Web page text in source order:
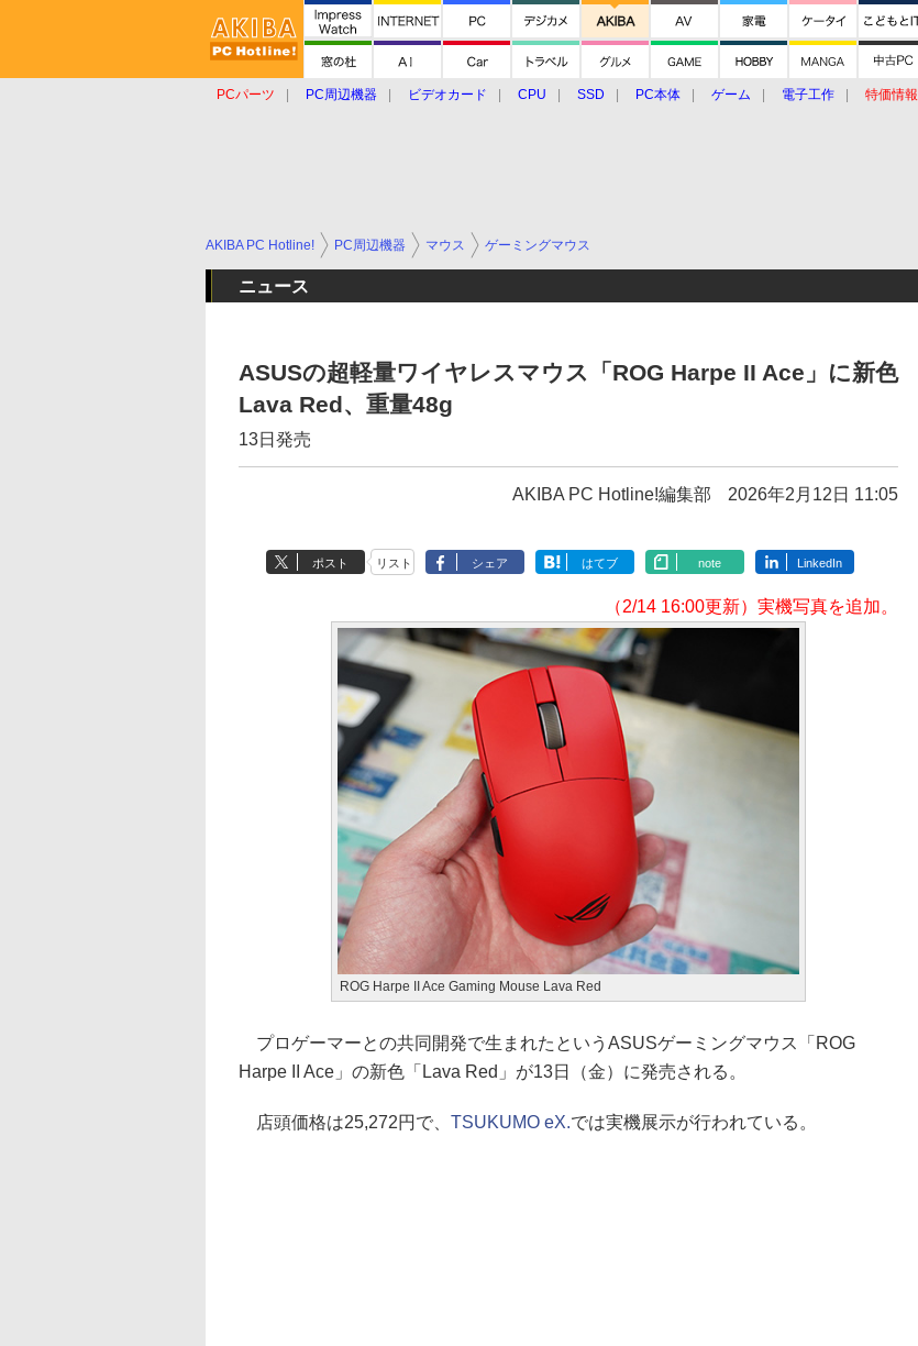
PCパーツ PC周辺機器 ビデオカード CPU SSD PC本体 ゲーム 電子工作 特価情報
AKIBA PC Hotline! PC周辺機器 マウス ゲーミングマウス
ニュース
ASUSの超軽量ワイヤレスマウス「ROG Harpe II Ace」に新色
Lava Red、重量48g
13日発売
AKIBA PC Hotline!編集部 2026年2月12日 11:05
ポスト リスト シェア はてブ note LinkedIn
（2/14 16:00更新）実機写真を追加。
ROG Harpe II Ace Gaming Mouse Lava Red
プロゲーマーとの共同開発で生まれたというASUSゲーミングマウス「ROG
Harpe II Ace」の新色「Lava Red」が13日（金）に発売される。
店頭価格は25,272円で、 TSUKUMO eX.では実機展示が行われている。